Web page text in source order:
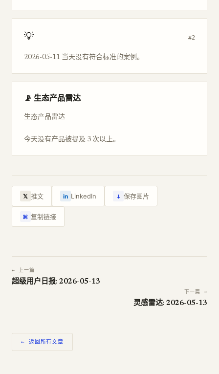
💡 #2
2026-05-11 当天没有符合标准的案例。
📡 生态产品雷达
生态产品雷达
今天没有产品被提及 3 次以上。
𝕏 推文 in LinkedIn ↓ 保存图片
⌘ 复制链接
← 上一篇
超级用户日报: 2026-05-13
下一篇 →
灵感雷达: 2026-05-13
← 返回所有文章